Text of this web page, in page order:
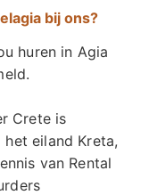
bij ons?
huren in Agia
Crete is
eiland Kreta,
van Rental